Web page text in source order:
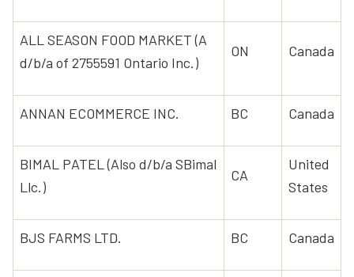
ALL SEASON FOOD MARKET (A
d/b/a of 2755591 Ontario Inc.)
ON Canada
ANNAN ECOMMERCE INC. BC Canada
BIMAL PATEL (Also d/b/a SBimal
Llc.)
CA
United
States
BJS FARMS LTD. BC Canada